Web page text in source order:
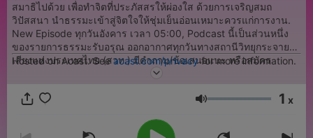
สมาธิไปด้วย เพื่อทำจิตที่ประภัสสรให้ผ่องใส ด้วยการเจริญสมถ
วิปัสสนา นำธรรมะเข้าสู่จิตใจให้ชุ่มเย็นอ่อนเหมาะควรแก่การงาน.
New Episode ทุกวันอังคาร เวลา 05:00, Podcast นี้เป็นส่วนหนึ่ง
ของรายการธรรมะรับอรุณ ออกอากาศทุกวันทางสถานีวิทยุกระจาย
เสียงแห่งประเทศไทย (สวท.) มีคำถาม/ข้อเสนอแนะ หรือสมัคร
ติดตามฟังทั้ง 7 รายการ ที่ panya.org
Hosted on Acast. Seeacast.com/privacyfor more information.
Volumen 1 x